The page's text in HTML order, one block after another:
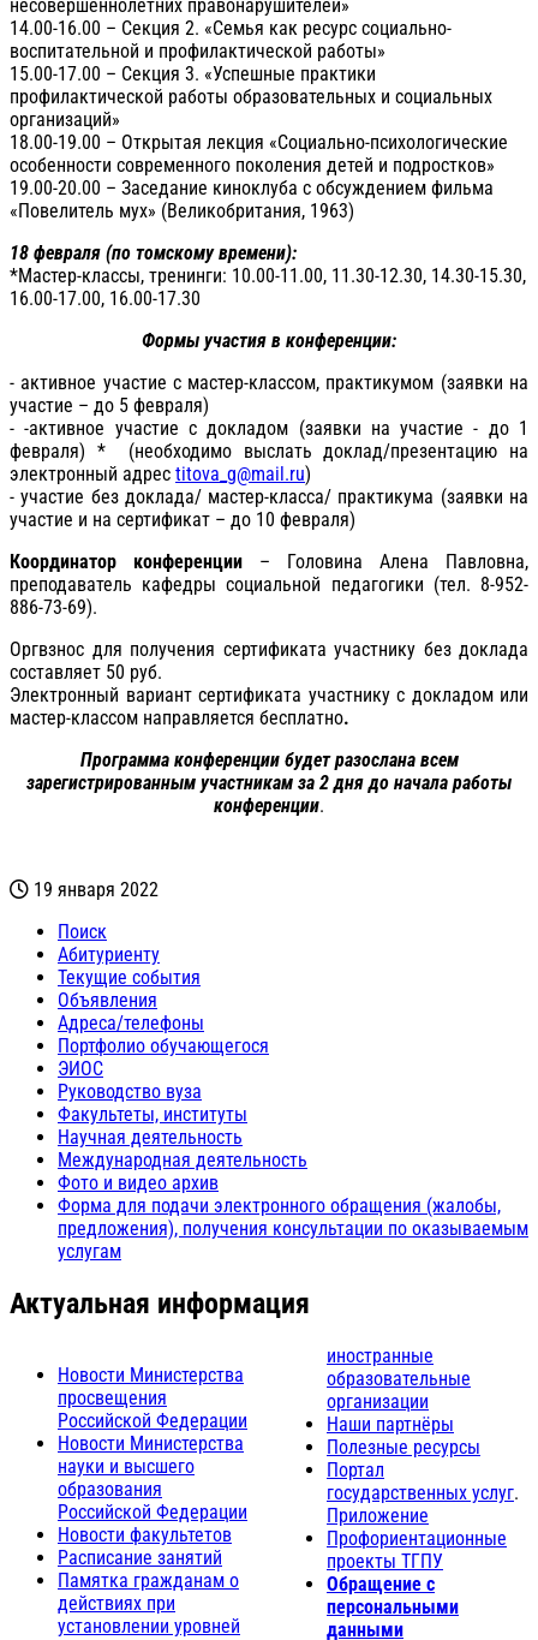
несовершеннолетних правонарушителей»
14.00-16.00 – Секция 2. «Семья как ресурс социально-
воспитательной и профилактической работы»
15.00-17.00 – Секция 3. «Успешные практики
профилактической работы образовательных и социальных
организаций»
18.00-19.00 – Открытая лекция «Социально-психологические
особенности современного поколения детей и подростков»
19.00-20.00 – Заседание киноклуба с обсуждением фильма
«Повелитель мух» (Великобритания, 1963)
18 февраля (по томскому времени):
*Мастер-классы, тренинги: 10.00-11.00, 11.30-12.30, 14.30-15.30,
16.00-17.00, 16.00-17.30
Формы участия в конференции:
- активное участие с мастер-классом, практикумом (заявки на
участие – до 5 февраля)
- -активное участие с докладом (заявки на участие - до 1
февраля) * (необходимо выслать доклад/презентацию на
электронный адрес titova_g@mail.ru)
- участие без доклада/ мастер-класса/ практикума (заявки на
участие и на сертификат – до 10 февраля)
Координатор конференции – Головина Алена Павловна,
преподаватель кафедры социальной педагогики (тел. 8-952-
886-73-69).
Оргвзнос для получения сертификата участнику без доклада
составляет 50 руб.
Электронный вариант сертификата участнику с докладом или
мастер-классом направляется бесплатно.
Программа конференции будет разослана всем
зарегистрированным участникам за 2 дня до начала работы
конференции.
19 января 2022
Поиск
Абитуриенту
Текущие события
Объявления
Адреса/телефоны
Портфолио обучающегося
ЭИОС
Руководство вуза
Факультеты, институты
Научная деятельность
Международная деятельность
Фото и видео архив
Форма для подачи электронного обращения (жалобы,
предложения), получения консультации по оказываемым
услугам
Актуальная информация
Новости Министерства
просвещения
Российской Федерации
Новости Министерства
науки и высшего
образования
Российской Федерации
Новости факультетов
Расписание занятий
Памятка гражданам о
действиях при
установлении уровней
иностранные
образовательные
организации
Наши партнёры
Полезные ресурсы
Портал
государственных услуг.
Приложение
Профориентационные
проекты ТГПУ
Обращение с
персональными
данными